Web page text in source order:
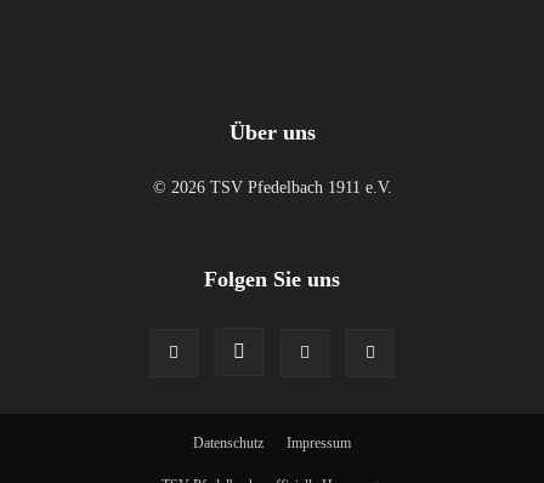
Über uns
© 2026 TSV Pfedelbach 1911 e.V.
Folgen Sie uns
Datenschutz Impressum